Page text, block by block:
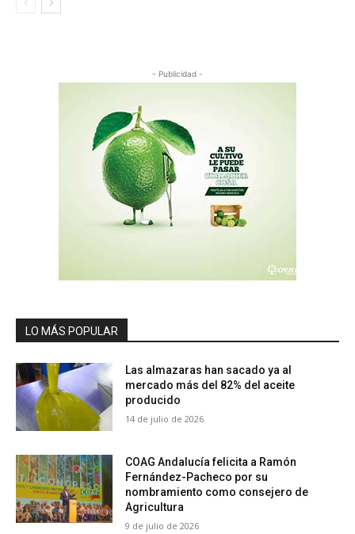
- Publicidad -
LO MÁS POPULAR
Las almazaras han sacado ya al
mercado más del 82% del aceite
producido
14 de julio de 2026
COAG Andalucía felicita a Ramón
Fernández-Pacheco por su
nombramiento como consejero de
Agricultura
9 de julio de 2026